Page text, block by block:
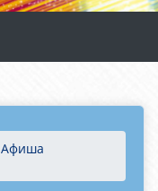
Афиша